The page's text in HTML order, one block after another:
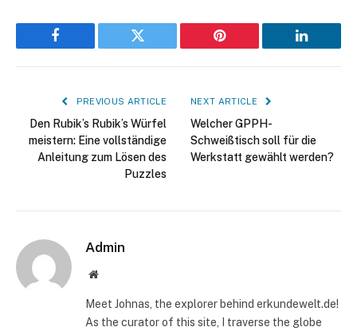
Facebook Twitter Pinterest LinkedIn
PREVIOUS ARTICLE
Den Rubik’s Rubik’s Würfel
meistern: Eine vollständige
Anleitung zum Lösen des
Puzzles
NEXT ARTICLE
Welcher GPPH-
Schweißtisch soll für die
Werkstatt gewählt werden?
Admin
Website
Meet Johnas, the explorer behind erkundewelt.de!
As the curator of this site, I traverse the globe